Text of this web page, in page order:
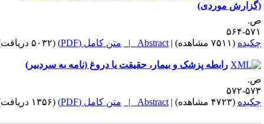
موردی)
۵۶۴
(۷۵۱۱ مشاهده) |
Abstract | متن کامل (PDF) (۵۰۳۲ دریافت)
رابطه پزشک و بیمار، حقیقت یا دروغ (نامه به سردبیر)
۵۷۲
(۴۷۲۳ مشاهده) |
Abstract | متن کامل (PDF) (۱۳۵۶ دریافت)